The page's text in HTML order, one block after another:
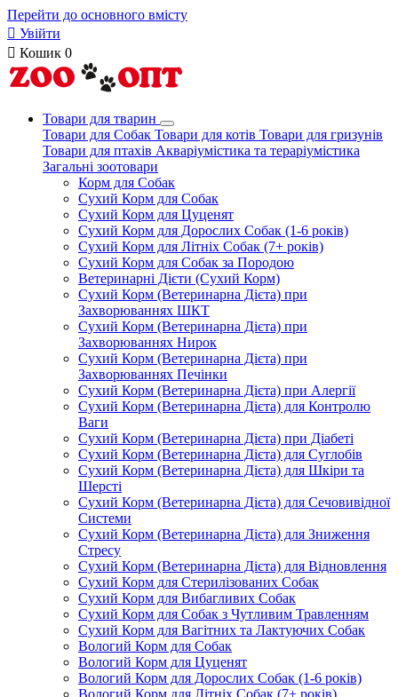
Перейти до основного вмісту
 Увійти
 Кошик 0
Товари для тварин
Товари для Собак Товари для котів Товари для гризунів
Товари для птахів Акваріумістика та тераріумістика
Загальні зоотовари
Корм для Собак
Сухий Корм для Собак
Сухий Корм для Цуценят
Сухий Корм для Дорослих Собак (1-6 років)
Сухий Корм для Літніх Собак (7+ років)
Сухий Корм для Собак за Породою
Ветеринарні Дієти (Сухий Корм)
Сухий Корм (Ветеринарна Дієта) при
Захворюваннях ШКТ
Сухий Корм (Ветеринарна Дієта) при
Захворюваннях Нирок
Сухий Корм (Ветеринарна Дієта) при
Захворюваннях Печінки
Сухий Корм (Ветеринарна Дієта) при Алергії
Сухий Корм (Ветеринарна Дієта) для Контролю
Ваги
Сухий Корм (Ветеринарна Дієта) при Діабеті
Сухий Корм (Ветеринарна Дієта) для Суглобів
Сухий Корм (Ветеринарна Дієта) для Шкіри та
Шерсті
Сухий Корм (Ветеринарна Дієта) для Сечовивідної
Системи
Сухий Корм (Ветеринарна Дієта) для Зниження
Стресу
Сухий Корм (Ветеринарна Дієта) для Відновлення
Сухий Корм для Стерилізованих Собак
Сухий Корм для Вибагливих Собак
Сухий Корм для Собак з Чутливим Травленням
Сухий Корм для Вагітних та Лактуючих Собак
Вологий Корм для Собак
Вологий Корм для Цуценят
Вологий Корм для Дорослих Собак (1-6 років)
Вологий Корм для Літніх Собак (7+ років)